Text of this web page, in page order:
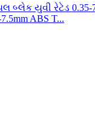
ABS T...